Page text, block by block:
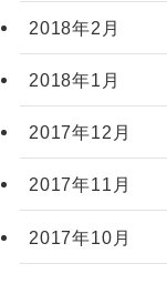
2018年2月
2018年1月
2017年12月
2017年11月
2017年10月